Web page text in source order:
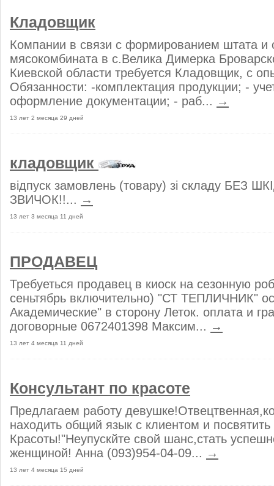
Кладовщик
Компании в связи с формированием штата и
мясокомбината в с.Велика Димерка
Киевской области требуется Кладовщик, с
Обязанности: -комплектация продукции; -
оформление документации; - раб... →
13 лет 2 месяца 29 дней
кладовщик
відпуск замовлень (товару) зі складу БЕЗ
ЗВИЧОК!!... →
13 лет 3 месяца 11 дней
ПРОДАВЕЦ
Требуеться продавец в киоск на сезонную
сеньтябрь включительно) "СТ ТЕПЛИЧНИК"
Академические" в сторону Леток. оплата и
договорные 0672401398 Максим... →
13 лет 4 месяца 11 дней
Консультант по красоте
Предлагаем работу
находить общий язык с клиентом и
Красоты!"Неупускйте свой шанс,стать
женщиной! Анна (093)954-04-09... →
13 лет 4 месяца 15 дней